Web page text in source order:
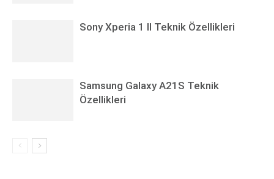
Sony Xperia 1 II Teknik Özellikleri
Samsung Galaxy A21S Teknik
Özellikleri